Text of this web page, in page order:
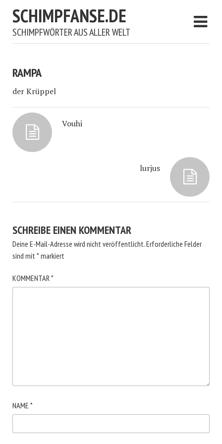
SCHIMPFANSE.DE
SCHIMPFWÖRTER AUS ALLER WELT
RAMPA
der Krüppel
Vouhi
lurjus
SCHREIBE EINEN KOMMENTAR
Deine E-Mail-Adresse wird nicht veröffentlicht.Erforderliche Felder
sind mit*markiert
KOMMENTAR*
NAME *